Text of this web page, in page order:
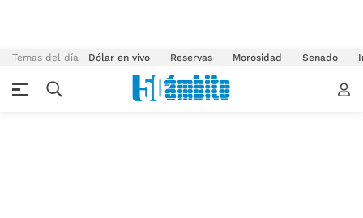
Temas del día Dólar en vivo Reservas Morosidad Senado